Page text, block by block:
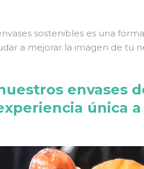
sostenibles es una
a mejorar la imagen de tu
envases
única